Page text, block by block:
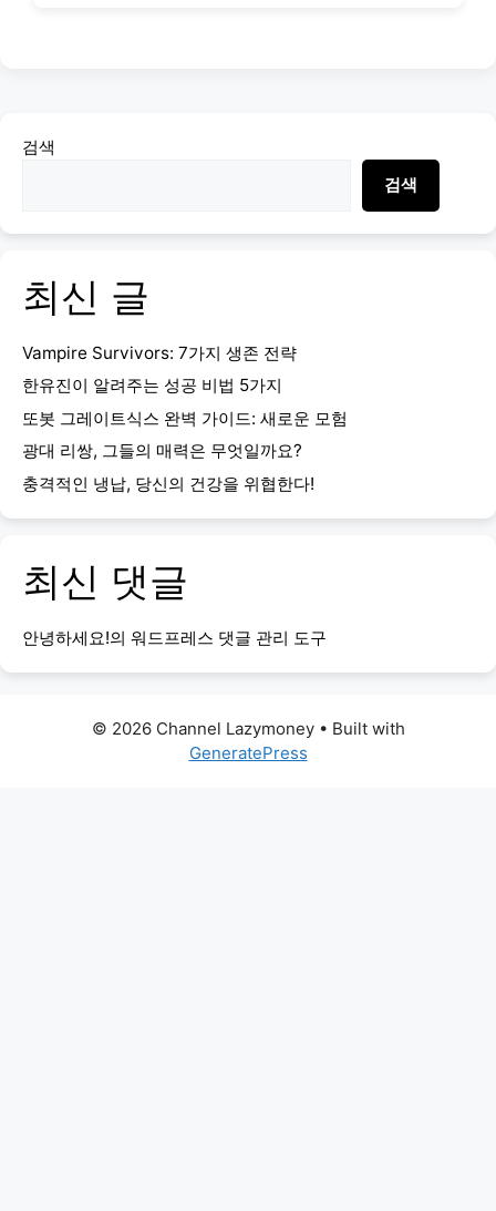
검색
검색
최신 글
Vampire Survivors: 7가지 생존 전략
한유진이 알려주는 성공 비법 5가지
또봇 그레이트식스 완벽 가이드: 새로운 모험
광대 리쌍, 그들의 매력은 무엇일까요?
충격적인 냉납, 당신의 건강을 위협한다!
최신 댓글
안녕하세요!의 워드프레스 댓글 관리 도구
© 2026 Channel Lazymoney• Built with
GeneratePress